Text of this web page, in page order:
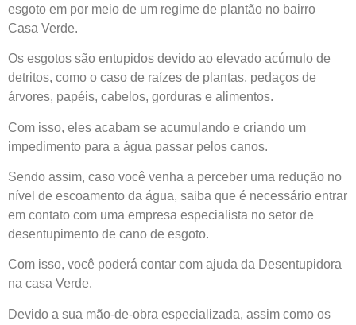
esgoto em por meio de um regime de plantão no bairro
Casa Verde.
Os esgotos são entupidos devido ao elevado acúmulo de
detritos, como o caso de raízes de plantas, pedaços de
árvores, papéis, cabelos, gorduras e alimentos.
Com isso, eles acabam se acumulando e criando um
impedimento para a água passar pelos canos.
Sendo assim, caso você venha a perceber uma redução no
nível de escoamento da água, saiba que é necessário entrar
em contato com uma empresa especialista no setor de
desentupimento de cano de esgoto.
Com isso, você poderá contar com ajuda da Desentupidora
na casa Verde.
Devido a sua mão-de-obra especializada, assim como os